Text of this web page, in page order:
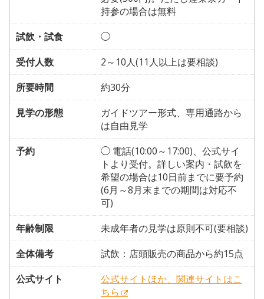
持参の場合は無料
試飲・試食
◯
受付人数
2～10人(11人以上は要相談)
所要時間
約30分
見学の形態
ガイドツアー形式、専用通路から
は自由見学
予約
◯ 電話(10:00～17:00)、公式サイ
トより受付。詳しい案内・試飲を
希望の場合は10日前までに要予約
(6月～8月末までの期間は対応不
可)
年齢制限
未成年者の見学は原則不可(要相談)
全体備考
試飲：店頭販売の商品から約15点
公式サイト
公式サイトほか、関連サイトはこ
ちら